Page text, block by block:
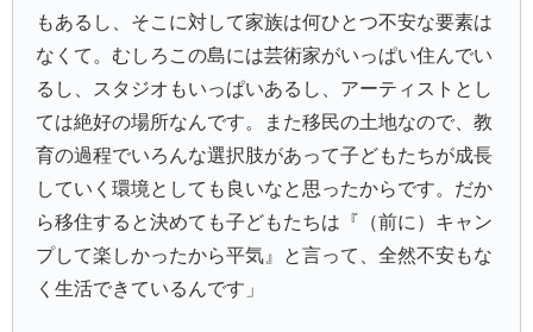
もあるし、そこに対して家族は何ひとつ不安な要素は
なくて。むしろこの島には芸術家がいっぱい住んでい
るし、スタジオもいっぱいあるし、アーティストとし
ては絶好の場所なんです。また移民の土地なので、教
育の過程でいろんな選択肢があって子どもたちが成長
していく環境としても良いなと思ったからです。だか
ら移住すると決めても子どもたちは『（前に）キャン
プして楽しかったから平気』と言って、全然不安もな
く生活できているんです」